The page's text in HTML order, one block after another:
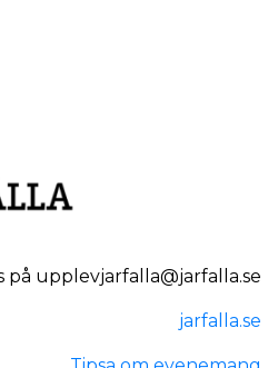
på upplevjarfalla@jarfalla.se
jarfalla.se